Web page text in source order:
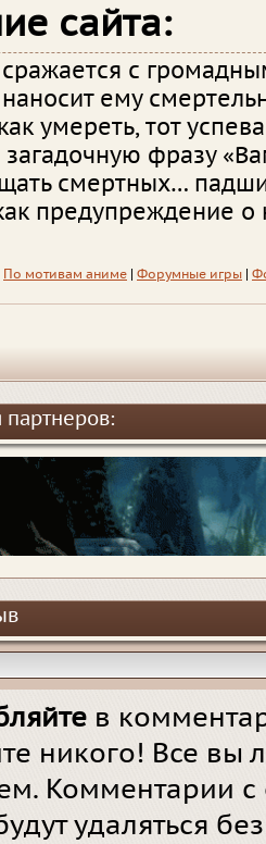
сайта:
с
ему
умереть, тот
загадочную фразу
смертных…
предупреждение о
По мотивам аниме Форумные игры
в
никого! Все вы
Комментарии
удаляться